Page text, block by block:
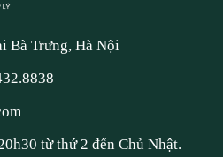
Bà Trưng, Hà Nội
từ thứ 2 đến Chủ Nhật.